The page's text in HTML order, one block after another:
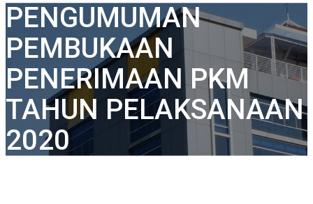
PENGUMUMAN
PEMBUKAAN
PENERIMAAN PKM
TAHUN PELAKSANAAN
2020